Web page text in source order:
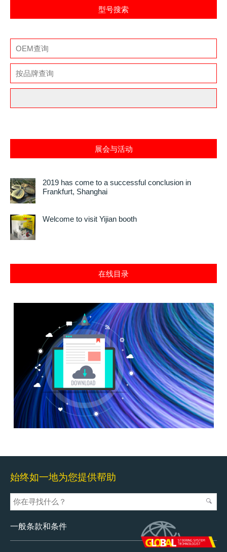
型号搜索
展会与活动
2019 has come to a successful conclusion in
Frankfurt, Shanghai
Welcome to visit Yijian booth
在线目录
始终如一地为您提供帮助
一般条款和条件